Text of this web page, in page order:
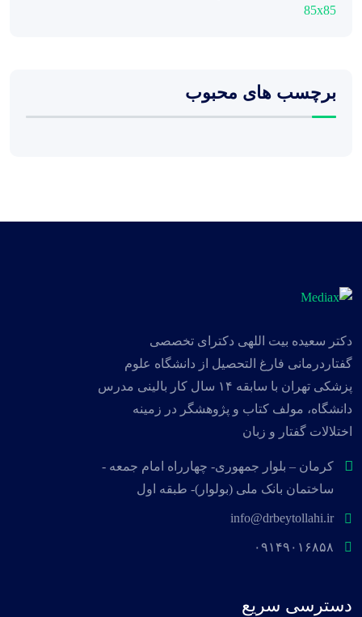
برچسب های محبوب
دکتر سعیده بیت اللهی دکترای تخصصی
گفتاردرمانی فارغ التحصیل از دانشگاه علوم
پزشکی تهران با سابقه ۱۴ سال کار بالینی مدرس
دانشگاه، مولف کتاب و پژوهشگر در زمینه
اختلالات گفتار و زبان
کرمان – بلوار جمهوری- چهارراه امام جمعه -
ساختمان بانک ملی (بولوار)- طبقه اول
info@drbeytollahi.ir
۰۹۱۴۹۰۱۶۸۵۸
دسترسی سریع